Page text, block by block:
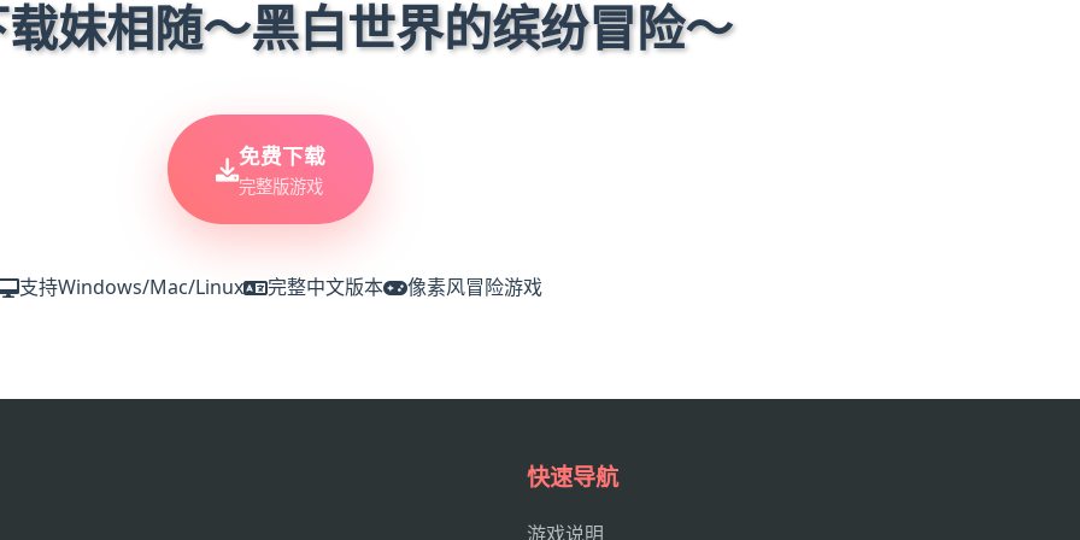
妹相随～黑白世界的缤纷冒险～
免费下载
完整版游戏
支持Windows/Mac/Linux 完整中文版本 像素风冒险游戏
快速导航
游戏说明